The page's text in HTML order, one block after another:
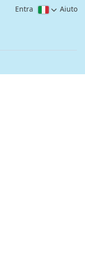
Entra Aiuto